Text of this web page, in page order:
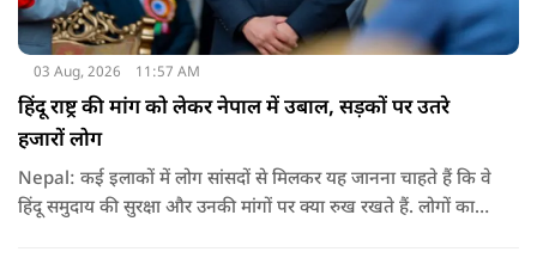
03 Aug, 2026 11:57 AM
हिंदू राष्ट्र की मांग को लेकर नेपाल में उबाल, सड़कों पर उतरे
हजारों लोग
Nepal: कई इलाकों में लोग सांसदों से मिलकर यह जानना चाहते हैं कि वे
हिंदू समुदाय की सुरक्षा और उनकी मांगों पर क्या रुख रखते हैं. लोगों का